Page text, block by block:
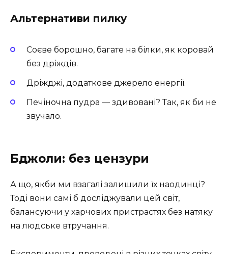
Альтернативи пилку
Соєве борошно, багате на білки, як коровай
без дріждів.
Дріжджі, додаткове джерело енергії.
Печіночна пудра — здивовані? Так, як би не
звучало.
Бджоли: без цензури
А що, якби ми взагалі залишили їх наодинці?
Тоді вони самі б досліджували цей світ,
балансуючи у харчових пристрастях без натяку
на людське втручання.